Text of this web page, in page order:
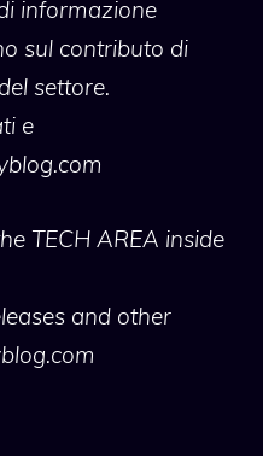
informazione
sul contributo di
settore.
e
TECH AREA inside
and other